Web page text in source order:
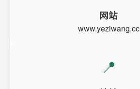
网站
www.yeziwang.cc
📍